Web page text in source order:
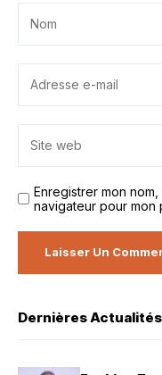
Enregistrer mon
navigateur pour mon
Dernières Actualités